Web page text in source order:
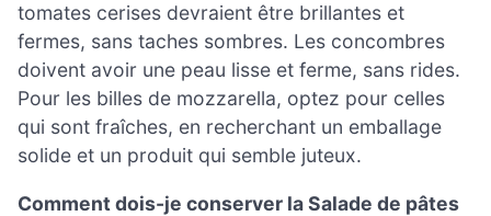
tomates cerises devraient être brillantes et
fermes, sans taches sombres. Les concombres
doivent avoir une peau lisse et ferme, sans rides.
Pour les billes de mozzarella, optez pour celles
qui sont fraîches, en recherchant un emballage
solide et un produit qui semble juteux.
Comment dois-je conserver la Salade de pâtes